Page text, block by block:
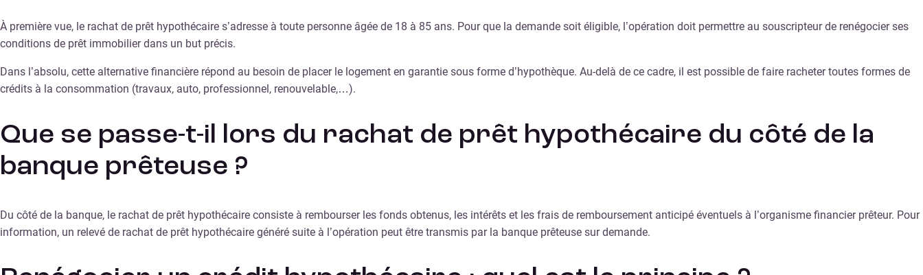
À première vue, le rachat de prêt hypothécaire s’adresse à toute personne âgée de 18 à 85 ans. Pour que la demande soit éligible, l’opération doit permettre au souscripteur de renégocier ses
conditions de prêt immobilier dans un but précis.
Dans l’absolu, cette alternative financière répond au besoin de placer le logement en garantie sous forme d’hypothèque. Au-delà de ce cadre, il est possible de faire racheter toutes formes de
crédits à la consommation (travaux, auto, professionnel, renouvelable,…).
Que se passe-t-il lors du rachat de prêt hypothécaire du côté de la
banque prêteuse ?
Du côté de la banque, le rachat de prêt hypothécaire consiste à rembourser les fonds obtenus, les intérêts et les frais de remboursement anticipé éventuels à l’organisme financier prêteur. Pour
information, un relevé de rachat de prêt hypothécaire généré suite à l’opération peut être transmis par la banque prêteuse sur demande.